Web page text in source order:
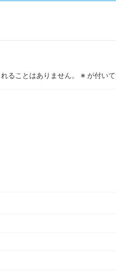
ることはありません。 ※ が付い